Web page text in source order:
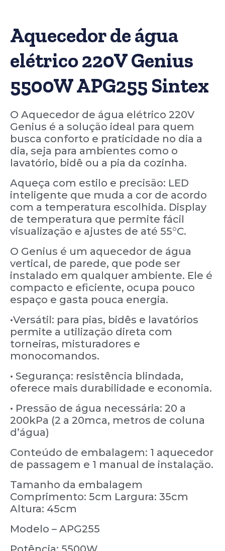
Aquecedor de água
elétrico 220V Genius
5500W APG255 Sintex
O Aquecedor de água elétrico 220V
Genius é a solução ideal para quem
busca conforto e praticidade no dia a
dia, seja para ambientes como o
lavatório, bidê ou a pia da cozinha.
Aqueça com estilo e precisão: LED
inteligente que muda a cor de acordo
com a temperatura escolhida. Display
de temperatura que permite fácil
visualização e ajustes de até 55°C.
O Genius é um aquecedor de água
vertical, de parede, que pode ser
instalado em qualquer ambiente. Ele é
compacto e eficiente, ocupa pouco
espaço e gasta pouca energia.
•Versátil: para pias, bidês e lavatórios
permite a utilização direta com
torneiras, misturadores e
monocomandos.
• Segurança: resistência blindada,
oferece mais durabilidade e economia.
• Pressão de água necessária: 20 a
200kPa (2 a 20mca, metros de coluna
d’água)
Conteúdo de embalagem: 1 aquecedor
de passagem e 1 manual de instalação.
Tamanho da embalagem
Comprimento: 5cm Largura: 35cm
Altura: 45cm
Modelo – APG255